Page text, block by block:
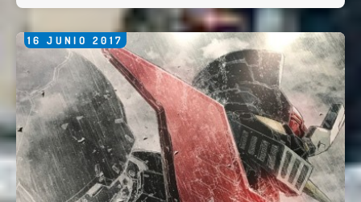
16 JUNIO 2017
Nombre *
Email *
Comentario *